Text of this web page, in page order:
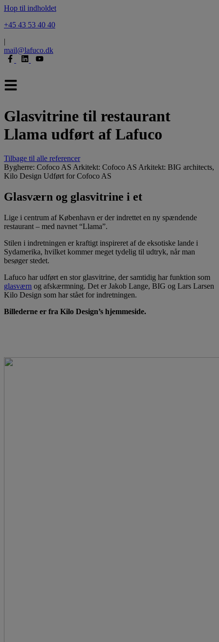
Hop til indholdet
+45 43 53 40 40
|
mail@lafuco.dk
Glasvitrine til restaurant
Llama udført af Lafuco
Tilbage til alle referencer
Bygherre: Cofoco AS Arkitekt: Cofoco AS Arkitekt: BIG architects,
Kilo Design Udført for Cofoco AS
Glasværn og glasvitrine i et
Lige i centrum af København er der indrettet en ny spændende
restaurant – med navnet “Llama”.
Stilen i indretningen er kraftigt inspireret af de eksotiske lande i
Sydamerika, hvilket kommer meget tydelig til udtryk, når man
besøger stedet.
Lafuco har udført en stor glasvitrine, der samtidig har funktion som
glasværn og afskærmning. Det er Jakob Lange, BIG og Lars Larsen
Kilo Design som har stået for indretningen.
Billederne er fra Kilo Design’s hjemmeside.